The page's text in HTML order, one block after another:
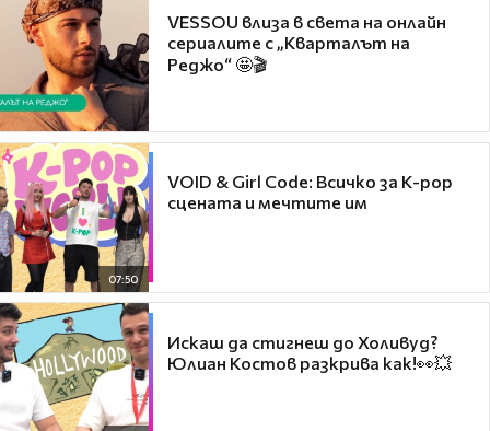
VESSOU влиза в света на онлайн
сериалите с „Кварталът на
Реджо“ 🤩🎬
07:50
VOID & Girl Code: Всичко за K-pop
сцената и мечтите им
Искаш да стигнеш до Холивуд?
Юлиан Костов разкрива как!👀💥